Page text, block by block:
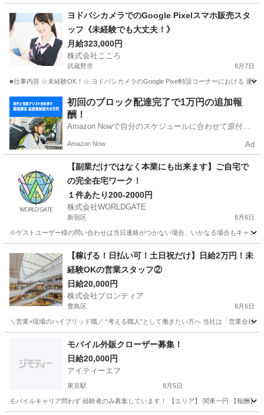
武蔵境駅 携帯ショップ
ヨドバシカメラでのGoogle Pixelスマホ販売スタ
ッフ《未経験でも大丈夫！》
月給323,000円
株式会社こころ
武蔵野市 8月7日
■仕事内容 ☆未経験OK！☆ ヨドバシカメラのGoogle Pixel特設コーナーにおける 運営
携帯ショップ スタッフ
初回のブロック配達完了で1万円の追加報
酬！
Amazon Nowで自分のスケジュールに合わせて原付や
う！
Amazon Now Ad
【副業だけではなく本業にも出来ます】ご自宅で
の完全在宅ワーク！
１件あたり200-2000円
株式会社WORLDGATE
新宿区 8月6日
※ゲストユーザー様の問い合わせは当日連絡がつかない場合、いかなる場合もキャン
その他 給料
【稼げる！日払い可！土日祝だけ】日給2万円！未
経験OKの営業スタッフ②
日給20,000円
株式会社プロンティア
豊島区 8月6日
＼営業×現場のハイブリッド職／ “考える職人”として働きたい方へ 当社は「営業会社
営業 スタッフ
モバイル外販クローザー募集！
日給20,000円
アイティーエフ
東京駅 8月5日
モバイルキャリア問わず 経験者のみ募集しています！ 【エリア】 関東一円 【報酬